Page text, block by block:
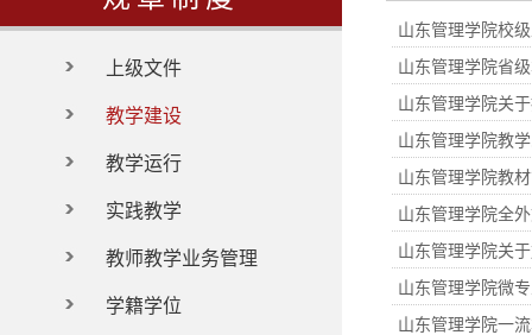
上级文件
教学建设
教学运行
实践教学
教师教学业务管理
学籍学位
山东管理学院校
山东管理学院省
山东管理学院关
山东管理学院教
山东管理学院教
山东管理学院全
山东管理学院关
山东管理学院微
山东管理学院一